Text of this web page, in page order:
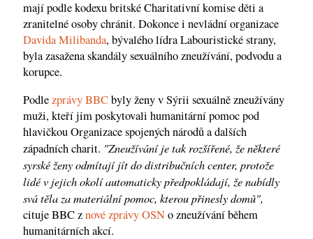
mají podle kodexu britské Charitativní komise děti a
zranitelné osoby chránit. Dokonce i nevládní organizace
Davida Milibanda, bývalého lídra Labouristické strany,
byla zasažena skandály sexuálního zneužívání, podvodu a
korupce.
Podlezprávy BBCbyly ženy v Sýrii sexuálně zneužívány
muži, kteří jim poskytovali humanitární pomoc pod
hlavičkou Organizace spojených národů a dalších
západních charit. "Zneužívání je tak rozšířené, že některé
syrské ženy odmítají jít do distribučních center, protože
lidé v jejich okolí automaticky předpokládají, že nabídly
svá těla za materiální pomoc, kterou přinesly domů",
cituje BBC znové zprávy OSNo zneužívání během
humanitárních akcí.